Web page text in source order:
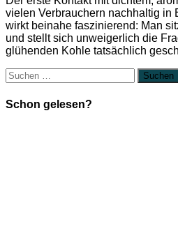
vielen Verbrauchern nachhaltig in
wirkt beinahe faszinierend: Man
und stellt sich unweigerlich die
glühenden Kohle tatsächlich
Suchen
nach:
Schon gelesen?